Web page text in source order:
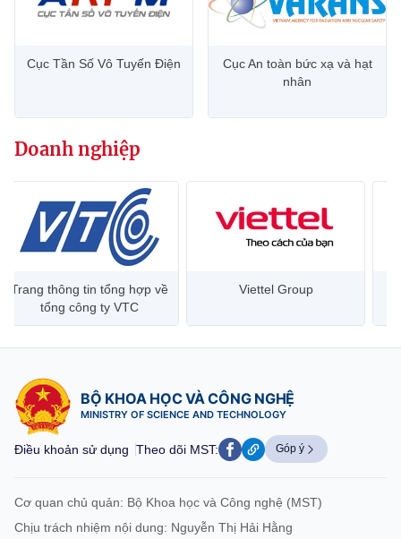
Chịu trách nhiệm nội dung: Nguyễn Thị Hải Hằng
Giám đốc Trung tâm Truyền thông Khoa học và Công nghệ.
Địa chỉ: Ban Biên tập Cổng TTĐT - 18 Nguyễn Du, TP. Hà Nội
©2026 Bản quyền thuộc Bộ Khoa Học và Công Nghệ
(Ghi rõ nguồn "https://mst.gov.vn" khi phát hành lại thông tin từ
Cục Tần Số Vô Tuyến Điện
Cục An toàn bức xạ và hạt
nhân
Doanh nghiệp
tin tổng hợp về
ty VTC
Viettel Group
BỘ KHOA HỌC VÀ CÔNG NGHỆ
MINISTRY OF SCIENCE AND TECHNOLOGY
Điều khoản sử dụng Theo dõi MST: Góp ý
Cơ quan chủ quản: Bộ Khoa học và Công nghệ (MST)
Chịu trách nhiệm nội dung: Nguyễn Thị Hải Hằng